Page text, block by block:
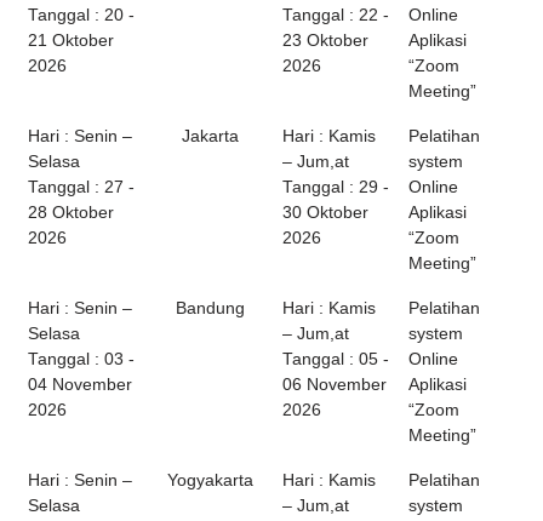
Tanggal : 20 -
21 Oktober
2026
Tanggal : 22 -
23 Oktober
2026
Online
Aplikasi
“Zoom
Meeting”
Hari : Senin –
Selasa
Tanggal : 27 -
28 Oktober
2026
Jakarta
Hari : Kamis
– Jum,at
Tanggal : 29 -
30 Oktober
2026
Pelatihan
system
Online
Aplikasi
“Zoom
Meeting”
Hari : Senin –
Selasa
Tanggal : 03 -
04 November
2026
Bandung
Hari : Kamis
– Jum,at
Tanggal : 05 -
06 November
2026
Pelatihan
system
Online
Aplikasi
“Zoom
Meeting”
Hari : Senin –
Selasa
Yogyakarta
Hari : Kamis
– Jum,at
Pelatihan
system